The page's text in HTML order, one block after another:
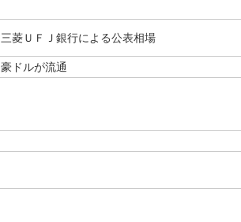
三菱ＵＦＪ銀行による公表相場
豪ドルが流通